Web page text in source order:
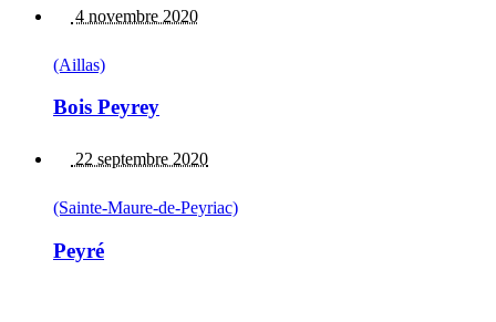
4 novembre 2020
(Aillas)
Bois Peyrey
22 septembre 2020
(Sainte-Maure-de-Peyriac)
Peyré